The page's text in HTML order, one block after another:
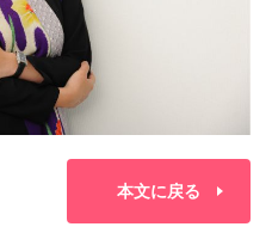
本文に戻る